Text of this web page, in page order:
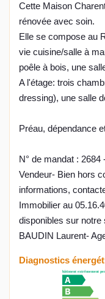
Cette Maison
rénovée avec soin.
Elle se compose au
vie cuisine/salle à
poêle à bois, une
A l'étage: trois
dressing), une salle
Préau, dépendance
N° de mandat :
Vendeur- Bien hors
informations,
Immobilier au
disponibles sur notre
BAUDIN Laurent-
Diagnostics